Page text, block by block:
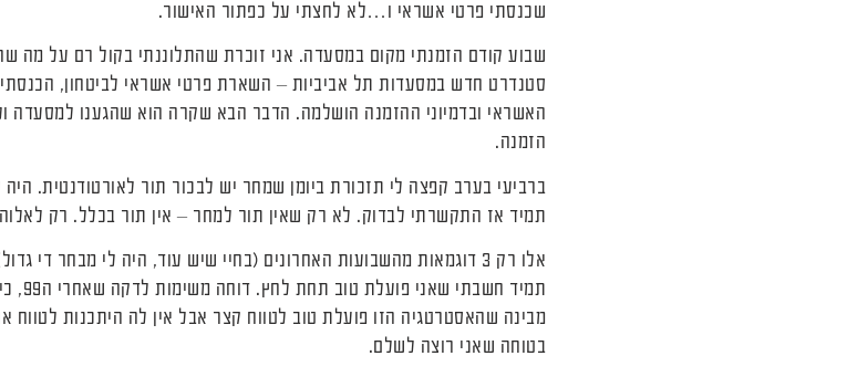
שכנסתי פרטי אשראי ו…לא לחצתי על כפתור האישור.
שבוע קודם הזמנתי מקום במסעדה. אני זוכרת שהתלוננתי בקול רם על מה
סטנדרט חדש במסעדות תל אביביות – השארת פרטי אשראי לביטחון,
האשראי ובדמיוני ההזמנה הושלמה. הדבר הבא שקרה הוא שהגענו למסעדה
הזמנה.
ברביעי בערב קפצה לי תזכורת ביומן שמחר יש לבכור תור לאורטודנטית.
תמיד אז התקשרתי לבדוק. לא רק שאין תור למחר – אין תור בכלל. רק
אלו רק 3 דוגמאות מהשבועות האחרונים (בחיי שיש עוד, היה לי מבחר די גדול).
תמיד
מבינה שהאסטרטגיה הזו פועלת טוב לטווח קצר אבל אין לה היתכנות לטווח
בטוחה שאני רוצה לשלם.